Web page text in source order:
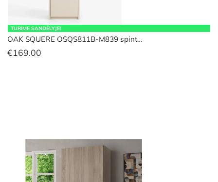
TURIME SANDĖLYJE!
OAK SQUERE OSQS811B-M839 spint…
€169.00